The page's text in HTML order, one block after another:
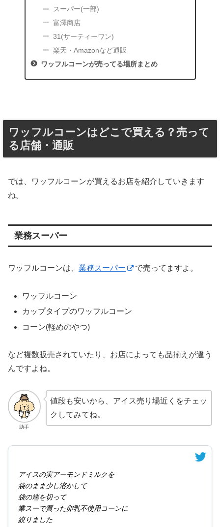
スーパー(一部)
富澤商店
31(サーティーワン)
楽天・Amazonなど通販
ワッフルコーンが売ってる場所まとめ
ワッフルコーンはどこで買える？売って
る店舗・通販
では、ワッフルコーンが買えるお店を紹介していきます
ね。
業務スーパー
ワッフルコーンは、 業務スーパー で売ってますよ。
ワッフルコーン
カップタイプのワッフルコーン
コーン(軽めのやつ)
など複数販売されていたり、お店によっても品揃えが違う
んですよね。
助手
値段も安いから、アイス売り場近くをチェッ
クしてみてね。
アイスの実アーモンドミルクを
袋のまま少し溶かして
袋の端を切って
業スーで買った卵乳不使用コーンに
絞りました